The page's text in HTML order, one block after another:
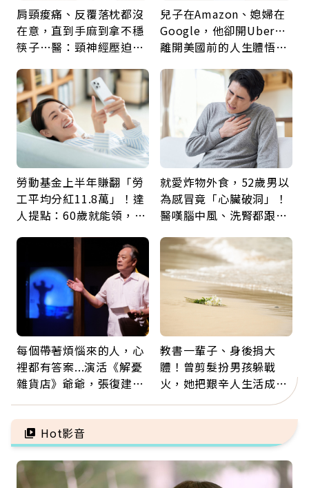
肩頸痠痛、反覆落枕都沒
在意，直到手麻到拿不穩
筷子…醫：頸神經壓迫上
鍵
兒子在Amazon、媳婦在
Google，他卻開Uber…
離開美國前的人生體悟：
勞動基金上半年賺翻「勞
工平均分紅11.8萬」！達
人提點：60歲就能領，重
就愛炸物外食，52歲男以
為感冒竟「心臟破洞」！
醫嘆腦中風、洗腎都跟它
救
每個帶著煩惱來的人，心
裡都有答案...演活《解憂
雜貨店》爺爺，張復建：
善待自己
教書一輩子、身後捐大
體！曾剪髮扮男孩躲戰
火，她把艱辛人生活成風
景：生命價值在於成為祝
福
Hot影音